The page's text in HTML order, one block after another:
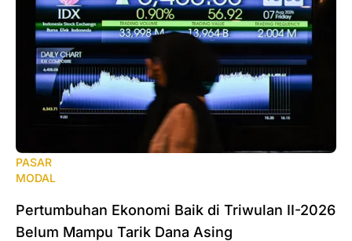
PASAR
MODAL
‎Pertumbuhan Ekonomi Baik di Triwulan II-2026
Belum Mampu Tarik Dana Asing